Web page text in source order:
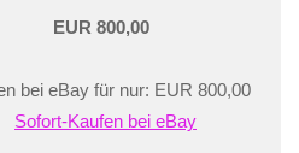
EUR 800,00
bei eBay für nur: EUR 800,00
Sofort-Kaufen bei eBay